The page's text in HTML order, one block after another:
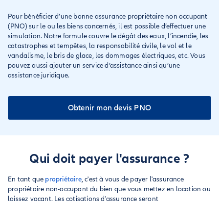
Pour bénéficier d’une bonne assurance propriétaire non occupant
(PNO) sur le ou les biens concernés, il est possible d’effectuer une
simulation. Notre formule couvre le dégât des eaux, l’incendie, les
catastrophes et tempêtes, la responsabilité civile, le vol et le
vandalisme, le bris de glace, les dommages électriques, etc. Vous
pouvez aussi ajouter un service d’assistance ainsi qu’une
assistance juridique.
Obtenir mon devis PNO
Qui doit payer l'assurance ?
En tant que propriétaire, c'est à vous de payer l'assurance
propriétaire non-occupant du bien que vous mettez en location ou
laissez vacant. Les cotisations d'assurance seront